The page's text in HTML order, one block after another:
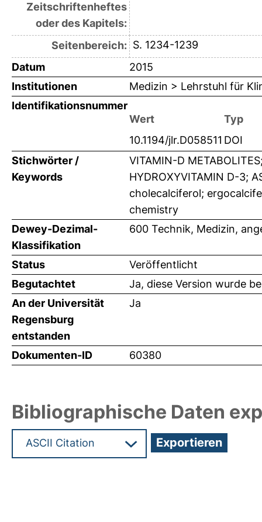
Zeitschriftenheftes
oder des Kapitels:
Seitenbereich: S. 1234-1239
Datum
2015
Institutionen
Medizin > Lehrstuhl für
Identifikationsnummer
Wert
Typ
10.1194/jlr.D058511 DOI
Stichwörter /
Keywords
VITAMIN-D
HYDROXYVITAMIN D-3;
cholecalciferol;
chemistry
Dewey-Dezimal-
Klassifikation
600 Technik, Medizin,
Status
Veröffentlicht
Begutachtet
Ja, diese Version wurde
An der Universität
Regensburg
entstanden
Ja
Dokumenten-ID 60380
Bibliographische Daten